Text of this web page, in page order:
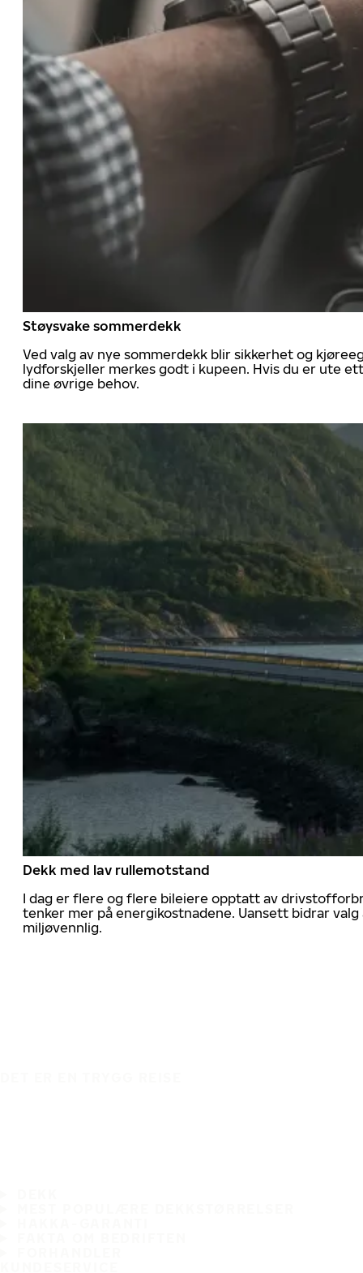
Støysvake sommerdekk
Ved valg av nye sommerdekk blir sikkerhet og
lydforskjeller merkes godt i kupeen. Hvis du er ute
dine øvrige behov.
Dekk med lav rullemotstand
I dag er flere og flere bileiere opptatt av
tenker mer på energikostnadene. Uansett bidrar
miljøvennlig.